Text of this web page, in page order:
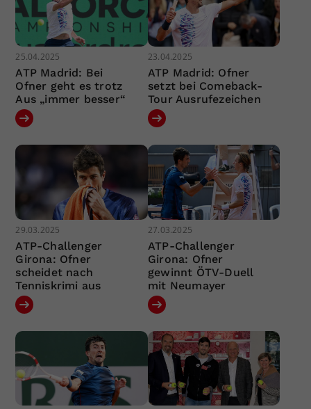
25.04.2025
ATP Madrid: Bei
Ofner geht es trotz
Aus „immer besser“
23.04.2025
ATP Madrid: Ofner
setzt bei Comeback-
Tour Ausrufezeichen
29.03.2025
ATP-Challenger
Girona: Ofner
scheidet nach
Tenniskrimi aus
27.03.2025
ATP-Challenger
Girona: Ofner
gewinnt ÖTV-Duell
mit Neumayer